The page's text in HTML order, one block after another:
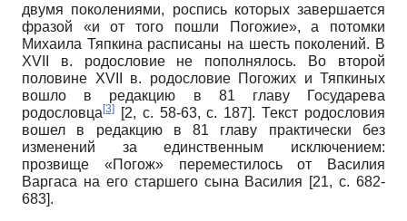
двумя поколениями, роспись которых завершается
фразой «и от того пошли Погожие», а потомки
Михаила Тяпкина расписаны на шесть поколений. В
XVII в. родословие не пополнялось. Во второй
половине XVII в. родословие Погожих и Тяпкиных
вошло в редакцию в 81 главу Государева
родословца[3]
[2, с. 58-63, с. 187]. Текст родословия
вошел в редакцию в 81 главу практически без
изменений за единственным исключением:
прозвище «Погож» переместилось от Василия
Варгаса на его старшего сына Василия [21, с. 682-
683].